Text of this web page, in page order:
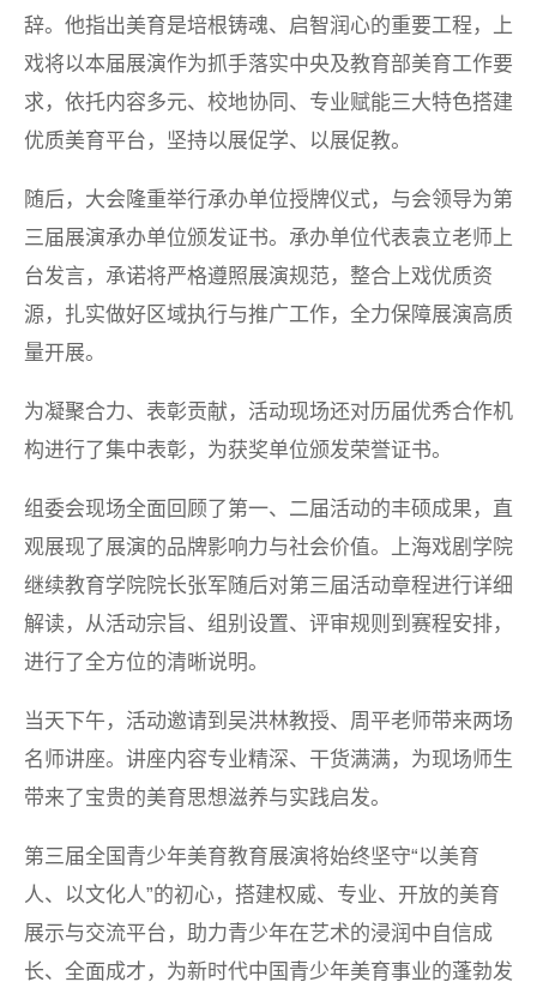
辞。他指出美育是培根铸魂、启智润心的重要工程，上
戏将以本届展演作为抓手落实中央及教育部美育工作要
求，依托内容多元、校地协同、专业赋能三大特色搭建
优质美育平台，坚持以展促学、以展促教。
随后，大会隆重举行承办单位授牌仪式，与会领导为第
三届展演承办单位颁发证书。承办单位代表袁立老师上
台发言，承诺将严格遵照展演规范，整合上戏优质资
源，扎实做好区域执行与推广工作，全力保障展演高质
量开展。
为凝聚合力、表彰贡献，活动现场还对历届优秀合作机
构进行了集中表彰，为获奖单位颁发荣誉证书。
组委会现场全面回顾了第一、二届活动的丰硕成果，直
观展现了展演的品牌影响力与社会价值。上海戏剧学院
继续教育学院院长张军随后对第三届活动章程进行详细
解读，从活动宗旨、组别设置、评审规则到赛程安排，
进行了全方位的清晰说明。
当天下午，活动邀请到吴洪林教授、周平老师带来两场
名师讲座。讲座内容专业精深、干货满满，为现场师生
带来了宝贵的美育思想滋养与实践启发。
第三届全国青少年美育教育展演将始终坚守“以美育
人、以文化人”的初心，搭建权威、专业、开放的美育
展示与交流平台，助力青少年在艺术的浸润中自信成
长、全面成才，为新时代中国青少年美育事业的蓬勃发